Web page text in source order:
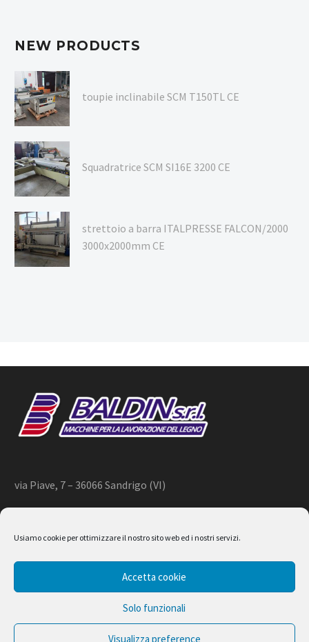
Usiamo cookie per ottimizzare il nostro sito web ed i nostri servizi.
Accetta cookie
Solo funzionali
Visualizza preference
NEW PRODUCTS
toupie inclinabile SCM T150TL CE
Squadratrice SCM SI16E 3200 CE
strettoio a barra ITALPRESSE FALCON/2000
3000x2000mm CE
via Piave, 7 – 36066 Sandrigo (VI)
2020 © BALDIN srl
P.IVA 01266490240